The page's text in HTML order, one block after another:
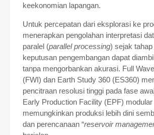
keekonomian lapangan.
Untuk percepatan dari eksplorasi ke
menerapkan pengolahan interpretasi
paralel (parallel processing) sejak
keputusan pengembangan dapat
tanpa mengorbankan akurasi. Full
(FWI) dan Earth Study 360 (ES360)
pencitraan resolusi tinggi pada fase
Early Production Facility (EPF) modular
memungkinkan produksi lebih dini
dan perencanaan “reservoir